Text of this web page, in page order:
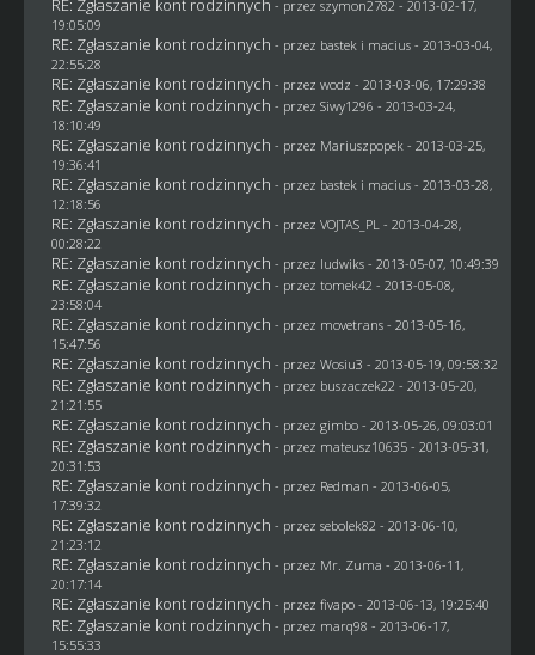
RE: Zgłaszanie kont rodzinnych - przez szymon2782 - 2013-02-17,
19:05:09
RE: Zgłaszanie kont rodzinnych - przez bastek i macius- 2013-03-04,
22:55:28
RE: Zgłaszanie kont rodzinnych - przez wodz - 2013-03-06, 17:29:38
RE: Zgłaszanie kont rodzinnych - przez Siwy1296 - 2013-03-24,
18:10:49
RE: Zgłaszanie kont rodzinnych - przez Mariuszpopek - 2013-03-25,
19:36:41
RE: Zgłaszanie kont rodzinnych - przez bastek i macius- 2013-03-28,
12:18:56
RE: Zgłaszanie kont rodzinnych - przez VOJTAS_PL- 2013-04-28,
00:28:22
RE: Zgłaszanie kont rodzinnych - przez ludwiks- 2013-05-07, 10:49:39
RE: Zgłaszanie kont rodzinnych - przez tomek42 - 2013-05-08,
23:58:04
RE: Zgłaszanie kont rodzinnych - przez movetrans- 2013-05-16,
15:47:56
RE: Zgłaszanie kont rodzinnych - przez Wosiu3 - 2013-05-19, 09:58:32
RE: Zgłaszanie kont rodzinnych - przez buszaczek22 - 2013-05-20,
21:21:55
RE: Zgłaszanie kont rodzinnych - przez gimbo- 2013-05-26, 09:03:01
RE: Zgłaszanie kont rodzinnych - przez mateusz10635- 2013-05-31,
20:31:53
RE: Zgłaszanie kont rodzinnych - przez Redman - 2013-06-05,
17:39:32
RE: Zgłaszanie kont rodzinnych - przez sebolek82 - 2013-06-10,
21:23:12
RE: Zgłaszanie kont rodzinnych - przez Mr. Zuma - 2013-06-11,
20:17:14
RE: Zgłaszanie kont rodzinnych - przez fivapo- 2013-06-13, 19:25:40
RE: Zgłaszanie kont rodzinnych - przez marq98 - 2013-06-17,
15:55:33